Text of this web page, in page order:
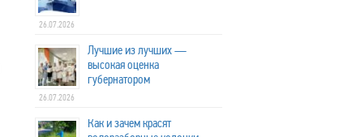
26.07.2026
Лучшие из лучших —
высокая оценка
губернатором
26.07.2026
Как и зачем красят